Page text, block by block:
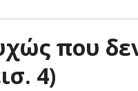
που
4)